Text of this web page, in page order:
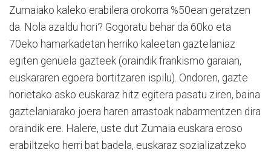
Zumaiako kaleko erabilera orokorra %50ean geratzen
da. Nola azaldu hori? Gogoratu behar da 60ko eta
70eko hamarkadetan herriko kaleetan gaztelaniaz
egiten genuela gazteek (oraindik frankismo garaian,
euskararen egoera bortitzaren ispilu). Ondoren, gazte
horietako asko euskaraz hitz egitera pasatu ziren, baina
gaztelaniarako joera haren arrastoak nabarmentzen dira
oraindik ere. Halere, uste dut Zumaia euskara eroso
erabiltzeko herri bat badela, euskaraz sozializatzeko